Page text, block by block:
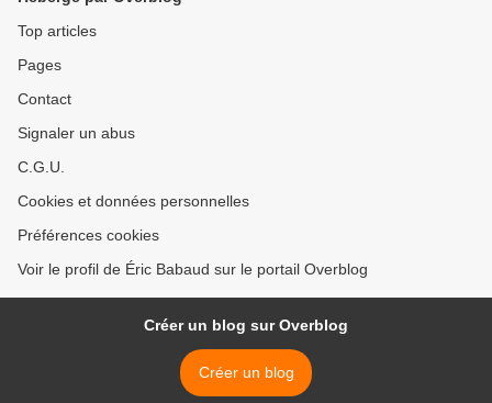
Top articles
Pages
Contact
Signaler un abus
C.G.U.
Cookies et données personnelles
Préférences cookies
Voir le profil de Éric Babaud sur le portail Overblog
Créer un blog sur Overblog
Créer un blog